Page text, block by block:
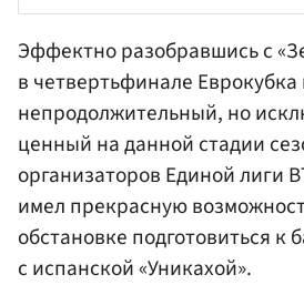
Эффектно разобравшись с
в четвертьфинале Еврокубка
непродолжительный, но
ценный на данной стадии
организаторов Единой лиги
имел прекрасную
обстановке подготовиться к
с испанской «Уникахой».